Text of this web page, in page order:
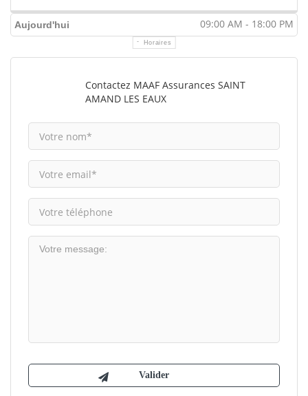
Aujourd'hui 09:00 AM - 18:00 PM
Horaires
Contactez MAAF Assurances SAINT
AMAND LES EAUX